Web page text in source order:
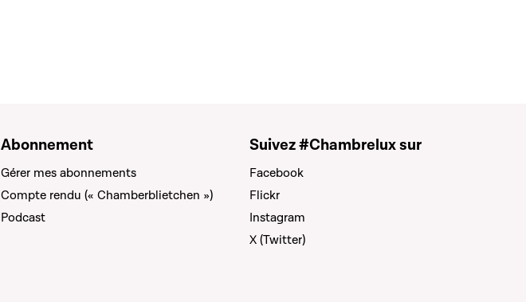
Abonnement
Gérer mes abonnements
Compte rendu (« Chamberblietchen »)
Podcast
Suivez #Chambrelux sur
Facebook
Flickr
Instagram
X (Twitter)